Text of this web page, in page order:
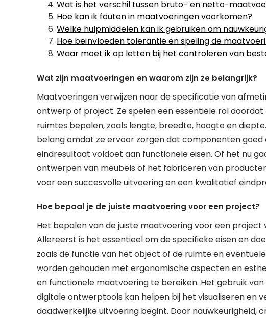
Wat is het verschil tussen bruto- en netto-
Hoe kan ik fouten in maatvoeringen voorkomen?
Welke hulpmiddelen kan ik gebruiken om
Hoe beïnvloeden tolerantie en speling de
Waar moet ik op letten bij het controleren van
Wat zijn maatvoeringen en waarom zijn ze belangrijk?
Maatvoeringen verwijzen naar de specificatie van
ontwerp of project. Ze spelen een essentiële rol
ruimtes bepalen, zoals lengte, breedte, hoogte en
belang omdat ze ervoor zorgen dat componenten
eindresultaat voldoet aan functionele eisen. Of het nu
ontwerpen van meubels of het fabriceren van
voor een succesvolle uitvoering en een kwalitatief
Hoe bepaal je de juiste maatvoering voor een project?
Het bepalen van de juiste maatvoering voor een project
Allereerst is het essentieel om de specifieke eisen en
zoals de functie van het object of de ruimte en
worden gehouden met ergonomische aspecten en
en functionele maatvoering te bereiken. Het gebruik
digitale ontwerptools kan helpen bij het visualiseren en
daadwerkelijke uitvoering begint. Door